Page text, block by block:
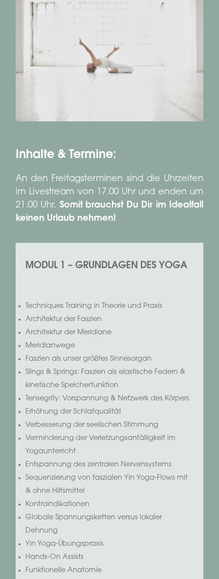
Inhalte & Termine:
An den Freitagsterminen sind die Uhrzeiten
im Livestream von 17.00 Uhr und enden um
21.00 Uhr. Somit brauchst Du Dir im Idealfall
keinen Urlaub nehmen!
MODUL 1 – GRUNDLAGEN DES YOGA
Techniques Training in Theorie und Praxis
Architektur der Faszien
Architektur der Meridiane
Meridianwege
Faszien als unser größtes Sinnesorgan
Slings & Springs: Faszien als elastische Federn &
kinetische Speicherfunktion
Tensegrity: Vorspannung & Netzwerk des Körpers
Erhöhung der Schlafqualität
Verbesserung der seelischen Stimmung
Verminderung der Verletzungsanfälligkeit im
Yogaunterricht
Entspannung des zentralen Nervensystems
Sequenzierung von faszialen Yin Yoga-Flows mit
& ohne Hilfsmittel
Kontraindikationen
Globale Spannungsketten versus lokaler
Dehnung
Yin Yoga-Übungspraxis
Hands-On Assists
Funktionelle Anatomie